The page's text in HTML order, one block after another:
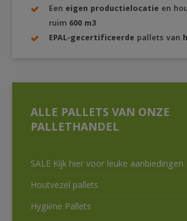
Een eigen productielocatie en
ruim 600 m3
EPAL-gecertificeerde pallets van
ALLE PALLETS VAN ONZE
PALLETHANDEL
SALE Kijk hier voor leuke aanbiedingen
Houtvezel pallets
Hygiëne Pallets